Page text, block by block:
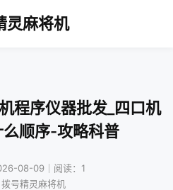
灵麻将机
程序仪器批发_四口机
么顺序-攻略科普
08-09｜阅读：1
号精灵麻将机